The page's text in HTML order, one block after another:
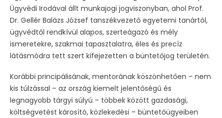
Ügyvédi Irodával állt munkajogi jogviszonyban, ahol Prof.
Dr. Gellér Balázs József tanszékvezető egyetemi tanártól,
ügyvédtől rendkívül alapos, szerteágazó és mély
ismeretekre, szakmai tapasztalatra, éles és precíz
látásmódra tett szert kifejezetten a büntetőjog területén.
Korábbi principálisának, mentorának köszönhetően – nem
kis túlzással – az ország kiemelt jelentőségű és
legnagyobb tárgyi súlyú – többek között gazdasági,
költségvetést károsító, közlekedési – büntetőügyeiben